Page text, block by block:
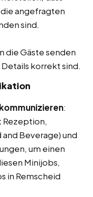
angefragten
sind.
die Gäste senden
korrekt sind.
:
Rezeption,
Beverage) und
um einen
Minijobs,
in Remscheid